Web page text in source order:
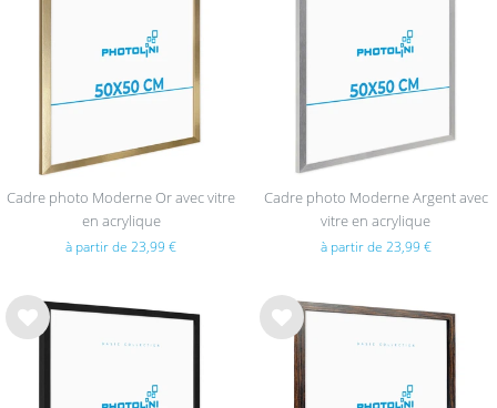
Cadre photo Moderne Or avec vitre
en acrylique
à partir de 23,99 €
Cadre photo Moderne Argent avec
vitre en acrylique
à partir de 23,99 €
List
List
e de